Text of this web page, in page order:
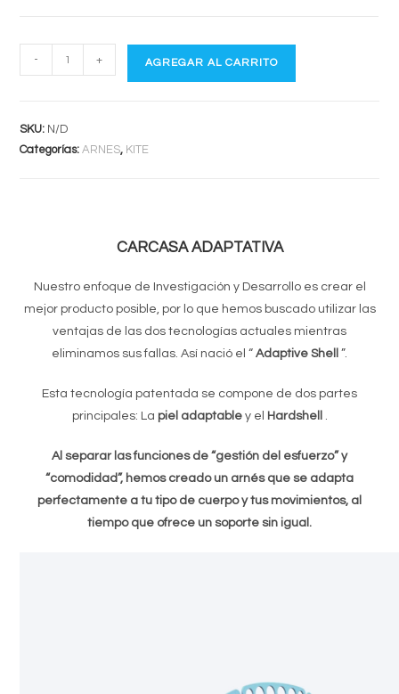
MANERA
HALO
- + AGREGAR AL CARRITO
SKU: N/D
Categorías:ARNES, KITE
CARCASA ADAPTATIVA
Nuestro enfoque de Investigación y Desarrollo es crear el
mejor producto posible, por lo que hemos buscado utilizar las
ventajas de las dos tecnologías actuales mientras
eliminamos sus fallas. Así nació el “ Adaptive Shell ”.
Esta tecnología patentada se compone de dos partes
principales: La piel adaptabley el Hardshell .
Al separar las funciones de “gestión del esfuerzo” y
“comodidad”, hemos creado un arnés que se adapta
perfectamente a tu tipo de cuerpo y tus movimientos, al
tiempo que ofrece un soporte sin igual.